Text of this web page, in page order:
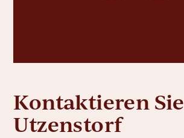
Kontaktieren Sie
Utzenstorf